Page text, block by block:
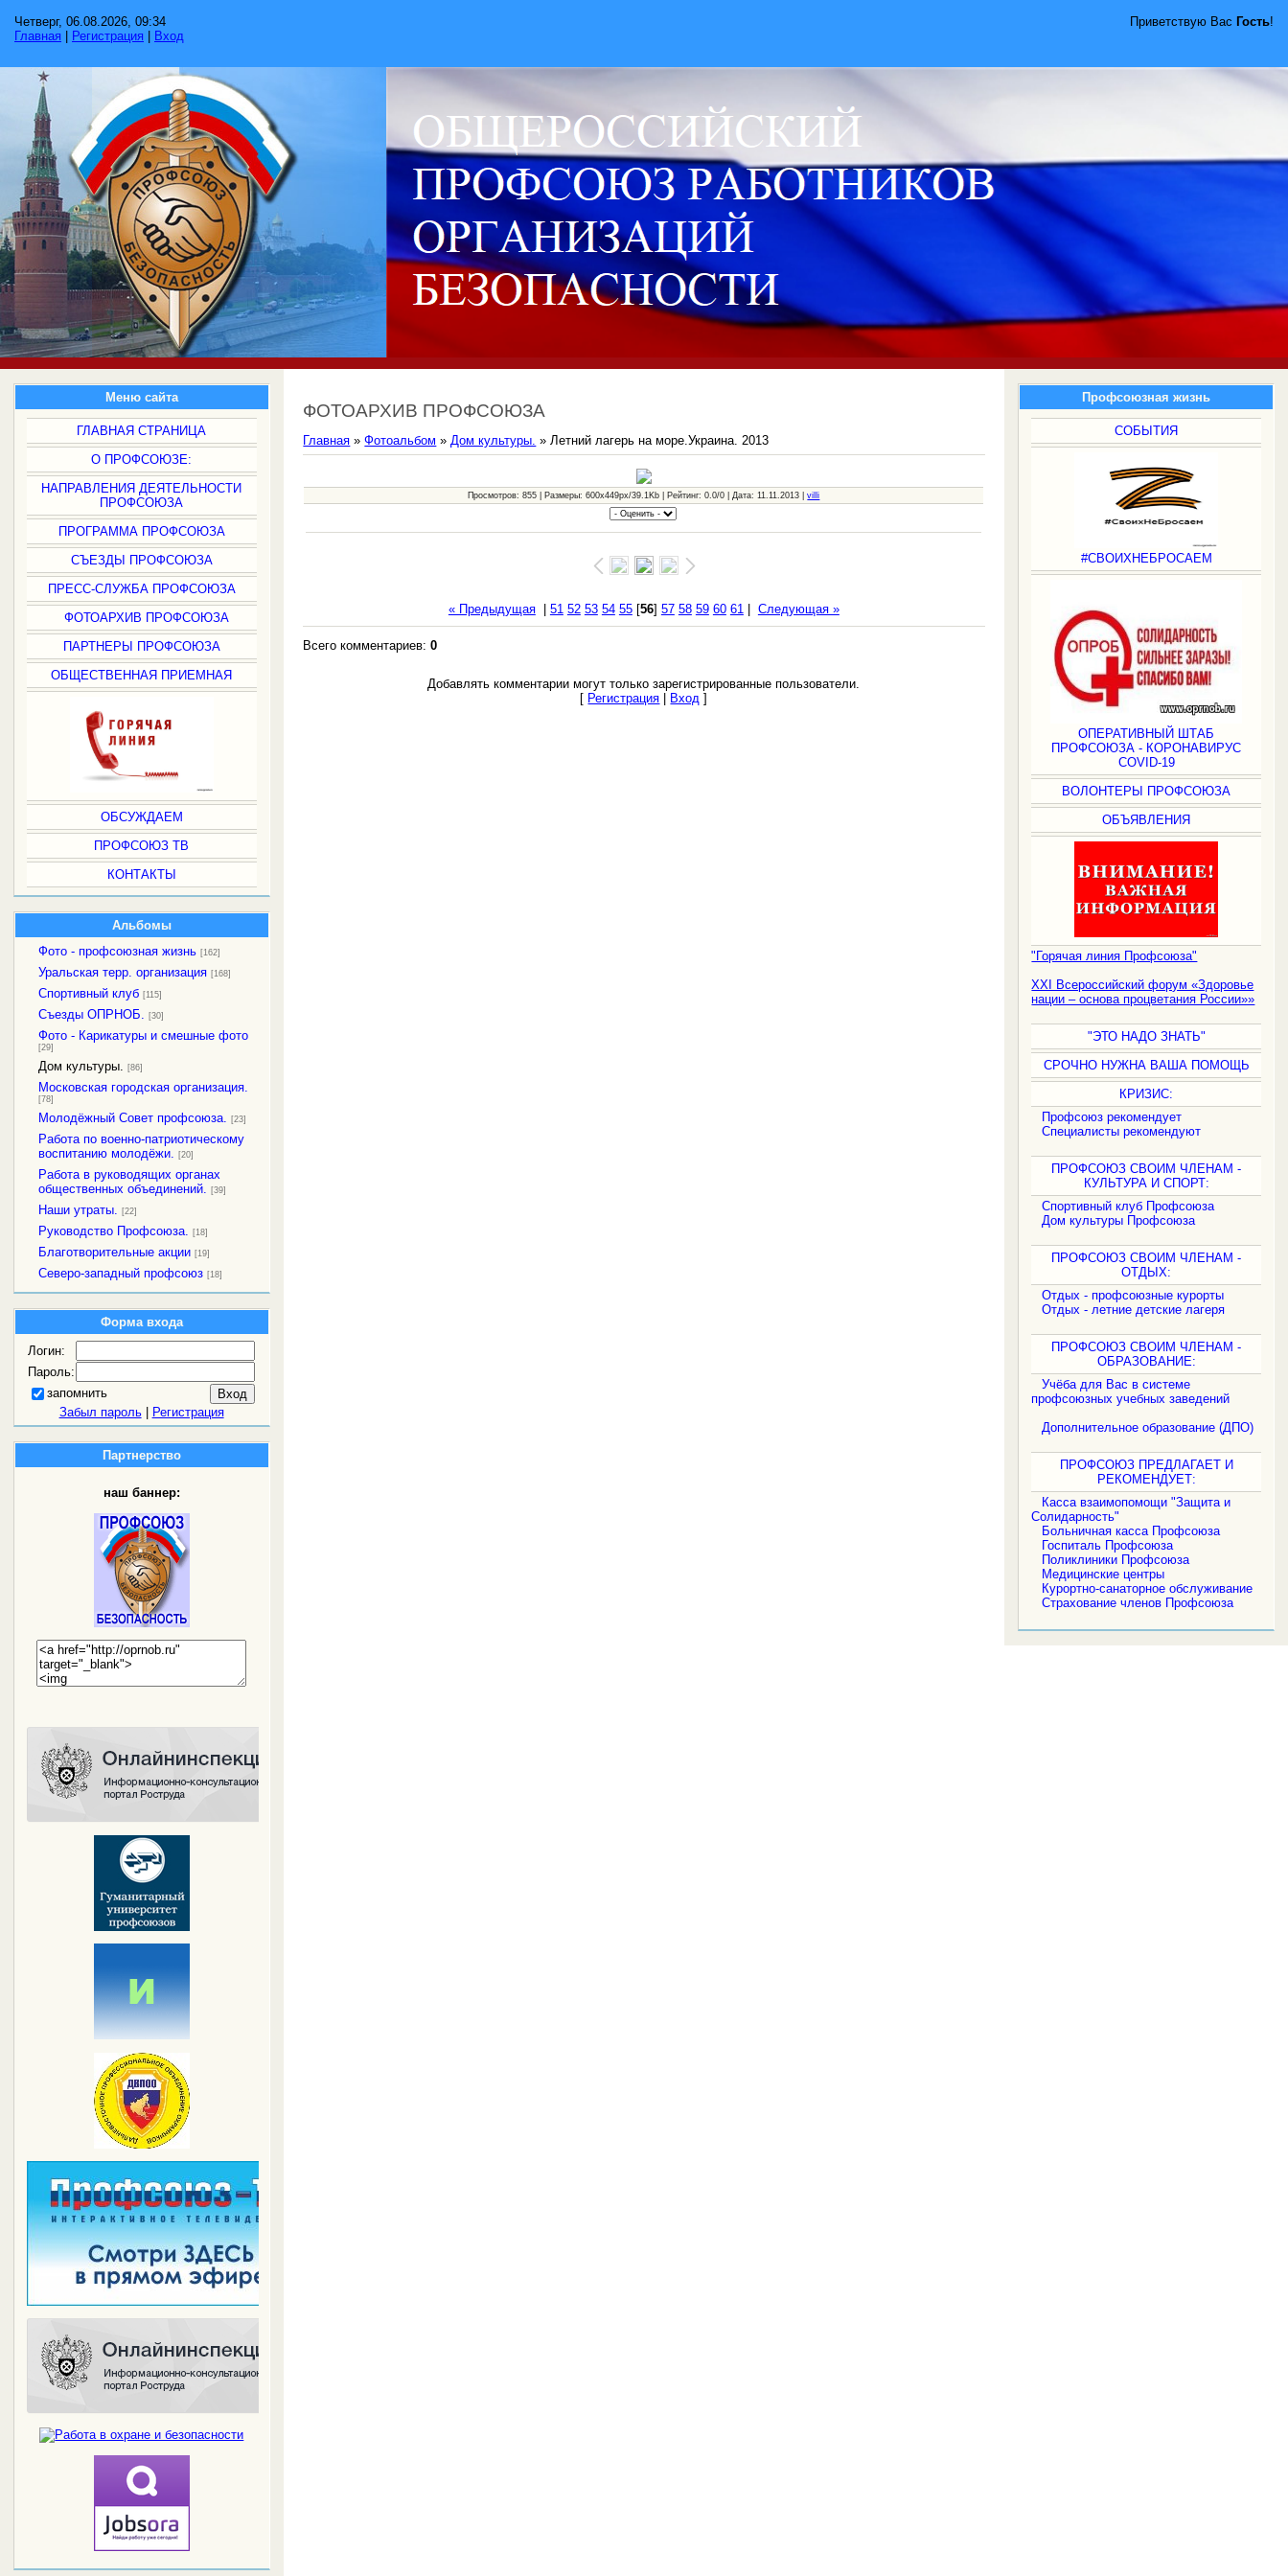
Приветствую Вас Гость!
Четверг, 06.08.2026, 09:34
Главная
Регистрация Вход
Меню сайта
ГЛАВНАЯ СТРАНИЦА
О ПРОФСОЮЗЕ:
НАПРАВЛЕНИЯ ДЕЯТЕЛЬНОСТИ
ПРОФСОЮЗА
ПРОГРАММА ПРОФСОЮЗА
СЪЕЗДЫ ПРОФСОЮЗА
ПРЕСС-СЛУЖБА ПРОФСОЮЗА
ФОТОАРХИВ ПРОФСОЮЗА
ПАРТНЕРЫ ПРОФСОЮЗА
ОБЩЕСТВЕННАЯ ПРИЕМНАЯ
ОБСУЖДАЕМ
ПРОФСОЮЗ ТВ
КОНТАКТЫ
Альбомы
Фото - профсоюзная жизнь [162]
Уральская терр. организация [168]
Спортивный клуб [115]
Съезды ОПРНОБ. [30]
Фото - Карикатуры и смешные фото
[29]
Дом культуры. [86]
Московская городская организация.
[78]
Молодёжный Совет профсоюза. [23]
Работа по военно-патриотическому
воспитанию молодёжи. [20]
Работа в руководящих органах
общественных объединений. [39]
Наши утраты. [22]
Руководство Профсоюза. [18]
Благотворительные акции [19]
Северо-западный профсоюз [18]
Форма входа
Логин:
Пароль:
запомнить
Забыл пароль| Регистрация
Партнерство
наш баннер:
Профсоюзная жизнь
СОБЫТИЯ
#СВОИХНЕБРОСАЕМ
ОПЕРАТИВНЫЙ ШТАБ
ПРОФСОЮЗА - КОРОНАВИРУС
COVID-19
ВОЛОНТЕРЫ ПРОФСОЮЗА
ОБЪЯВЛЕНИЯ
"Горячая линия Профсоюза"
XXI Всероссийский форум «Здоровье
нации – основа процветания России»»
"ЭТО НАДО ЗНАТЬ"
СРОЧНО НУЖНА ВАША ПОМОЩЬ
КРИЗИС:
Профсоюз рекомендует
Специалисты рекомендуют
ПРОФСОЮЗ СВОИМ ЧЛЕНАМ -
КУЛЬТУРА И СПОРТ:
Спортивный клуб Профсоюза
Дом культуры Профсоюза
ПРОФСОЮЗ СВОИМ ЧЛЕНАМ -
ОТДЫХ:
Отдых - профсоюзные курорты
Отдых - летние детские лагеря
ПРОФСОЮЗ СВОИМ ЧЛЕНАМ -
ОБРАЗОВАНИЕ:
Учёба для Вас в системе
профсоюзных учебных заведений
Дополнительное образование (ДПО)
ПРОФСОЮЗ ПРЕДЛАГАЕТ И
РЕКОМЕНДУЕТ:
Касса взаимопомощи "Защита и
Солидарность"
Больничная касса Профсоюза
Госпиталь Профсоюза
Поликлиники Профсоюза
Медицинские центры
Курортно-санаторное обслуживание
Страхование членов Профсоюза
ФОТОАРХИВ ПРОФСОЮЗА
Главная »Фотоальбом »Дом культуры. » Летний лагерь на море.Украина. 2013
Просмотров: 855 | Размеры: 600x449px/39.1Kb | Рейтинг: 0.0/0 | Дата: 11.11.2013 |villi
« Предыдущая| 51 52 53 54 55[56] 57 58 59 60 61| Следующая »
Всего комментариев:0
Добавлять комментарии могут только зарегистрированные пользователи.
[ Регистрация | Вход ]